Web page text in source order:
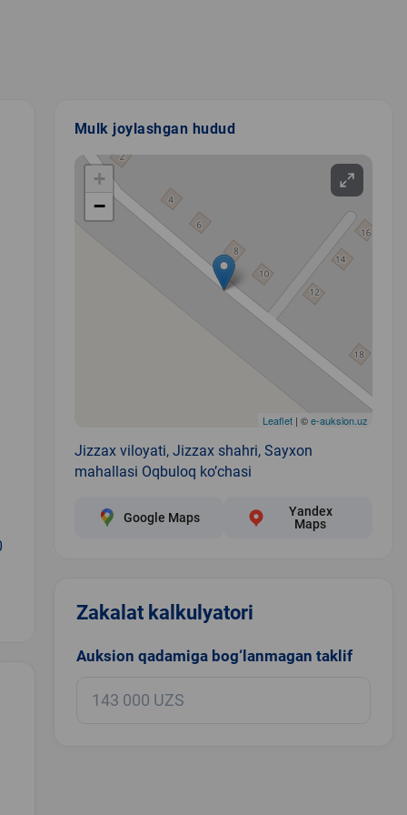
Mulk joylashgan hudud
+
−
Leaflet| ©e-auksion.uz
Jizzax viloyati, Jizzax shahri, Sayxon
mahallasi Oqbuloq ko’chasi
Google Maps
Yandex
Maps
Zakalat kalkulyatori
Auksion qadamiga bog‘lanmagan taklif